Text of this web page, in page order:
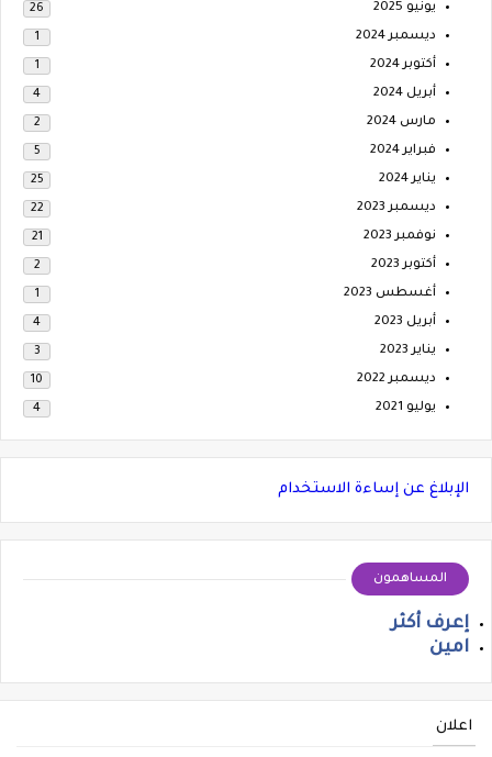
يونيو 2025 26
ديسمبر 2024 1
أكتوبر 2024 1
أبريل 2024 4
مارس 2024 2
فبراير 2024 5
يناير 2024 25
ديسمبر 2023 22
نوفمبر 2023 21
أكتوبر 2023 2
أغسطس 2023 1
أبريل 2023 4
يناير 2023 3
ديسمبر 2022 10
يوليو 2021 4
الإبلاغ عن إساءة الاستخدام
المساهمون
إعرف أكثر
امين
اعلان